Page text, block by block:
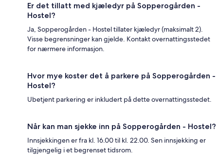
Er det tillatt med kjæledyr på Sopperogården -
Hostel?
Ja, Sopperogården - Hostel tillater kjæledyr (maksimalt 2).
Visse begrensninger kan gjelde. Kontakt overnattingsstedet
for nærmere informasjon.
Hvor mye koster det å parkere på Sopperogården -
Hostel?
Ubetjent parkering er inkludert på dette overnattingsstedet.
Når kan man sjekke inn på Sopperogården - Hostel?
Innsjekkingen er fra kl. 16.00 til kl. 22.00. Sen innsjekking er
tilgjengelig i et begrenset tidsrom.